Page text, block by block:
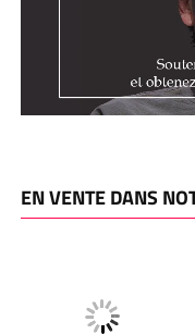
EN VENTE DANS